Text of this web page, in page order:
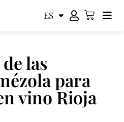
ES
EN
las
para
vino Rioja